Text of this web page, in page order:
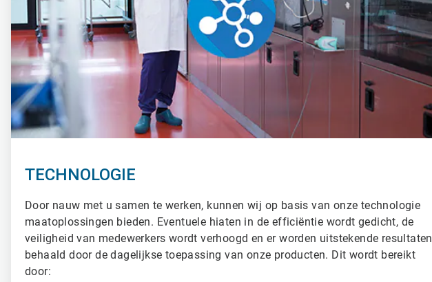
TECHNOLOGIE
Door nauw met u samen te werken, kunnen wij op basis van onze technologie
maatoplossingen bieden. Eventuele hiaten in de efficiëntie wordt gedicht, de
veiligheid van medewerkers wordt verhoogd en er worden uitstekende resultaten
behaald door de dagelijkse toepassing van onze producten. Dit wordt bereikt
door: